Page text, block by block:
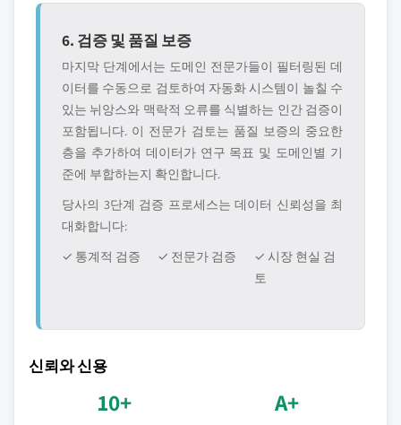
6. 검증 및 품질 보증
마지막 단계에서는 도메인 전문가들이 필터링된 데
이터를 수동으로 검토하여 자동화 시스템이 놀칠 수
있는 뉘앙스와 맥락적 오류를 식별하는 인간 검증이
포함됩니다. 이 전문가 검토는 품질 보증의 중요한
층을 추가하여 데이터가 연구 목표 및 도메인별 기
준에 부합하는지 확인합니다.
당사의 3단계 검증 프로세스는 데이터 신뢰성을 최
대화합니다:
✓ 통계적 검증
✓ 전문가 검증
✓ 시장 현실 검
토
신뢰와 신용
10+ A+